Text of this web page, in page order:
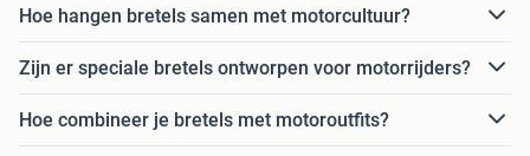
Hoe hangen bretels samen met motorcultuur?
Zijn er speciale bretels ontworpen voor motorrijders?
Hoe combineer je bretels met motoroutfits?